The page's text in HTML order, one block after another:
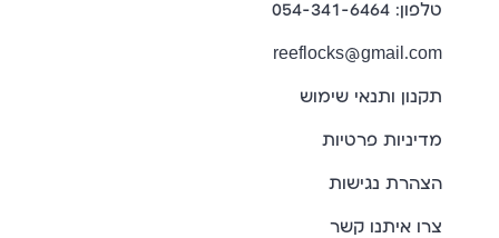
טלפון: 054-341-6464
reeflocks@gmail.com
תקנון ותנאי שימוש
מדיניות פרטיות
הצהרת נגישות
צרו איתנו קשר